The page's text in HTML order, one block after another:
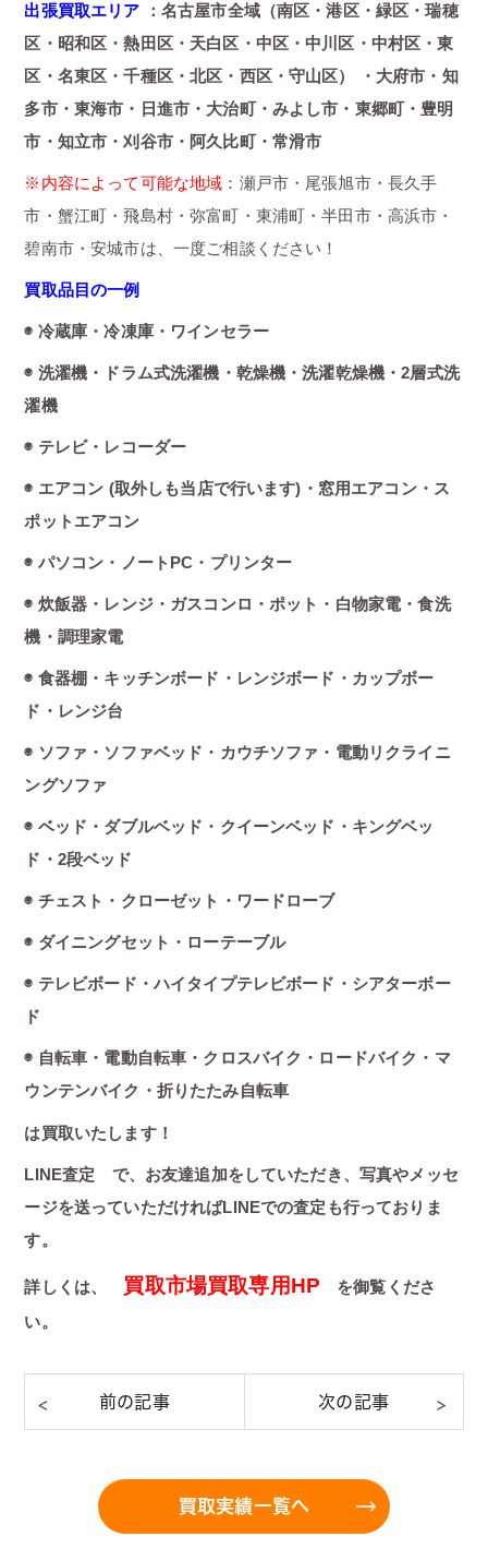
出張買取エリア ：名古屋市全域（南区・港区・緑区・瑞穂
区・昭和区・熱田区・天白区・中区・中川区・中村区・東
区・名東区・千種区・北区・西区・守山区） ・大府市・知
多市・東海市・日進市・大治町・みよし市・東郷町・豊明
市・知立市・刈谷市・阿久比町・常滑市
※内容によって可能な地域 ：瀬戸市・尾張旭市・長久手
市・蟹江町・飛島村・弥富町・東浦町・半田市・高浜市・
碧南市・安城市は、一度ご相談ください！
買取品目の一例
◉ 冷蔵庫・冷凍庫・ワインセラー
◉ 洗濯機・ドラム式洗濯機・乾燥機・洗濯乾燥機・2層式洗
濯機
◉ テレビ・レコーダー
◉ エアコン (取外しも当店で行います)・窓用エアコン・ス
ポットエアコン
◉ パソコン・ノートPC・プリンター
◉ 炊飯器・レンジ・ガスコンロ・ポット・白物家電・食洗
機・調理家電
◉ 食器棚・キッチンボード・レンジボード・カップボー
ド・レンジ台
◉ ソファ・ソファベッド・カウチソファ・電動リクライニ
ングソファ
◉ ベッド・ダブルベッド・クイーンベッド・キングベッ
ド・2段ベッド
◉ チェスト・クローゼット・ワードローブ
◉ ダイニングセット・ローテーブル
◉ テレビボード・ハイタイプテレビボード・シアターボー
ド
◉ 自転車・電動自転車・クロスバイク・ロードバイク・マ
ウンテンバイク・折りたたみ自転車
は買取いたします！
LINE査定 で、お友達追加をしていただき、写真やメッセ
ージを送っていただければLINEでの査定も行っておりま
す。
詳しくは、 買取市場買取専用HP を御覧くださ
い。
買取実績一覧へ